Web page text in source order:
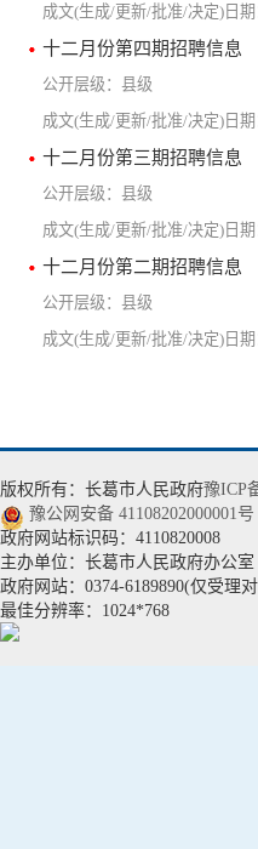
十二月份第四期招聘信息
县级
十二月份第三期招聘信息
县级
十二月份第二期招聘信息
县级
版权所有：长葛市人民政府豫ICP
豫公网安备 41108202000001号
政府网站标识码：4110820008
主办单位：长葛市人民政府办公室
政府网站：0374-6189890(仅受理
最佳分辨率：1024*768